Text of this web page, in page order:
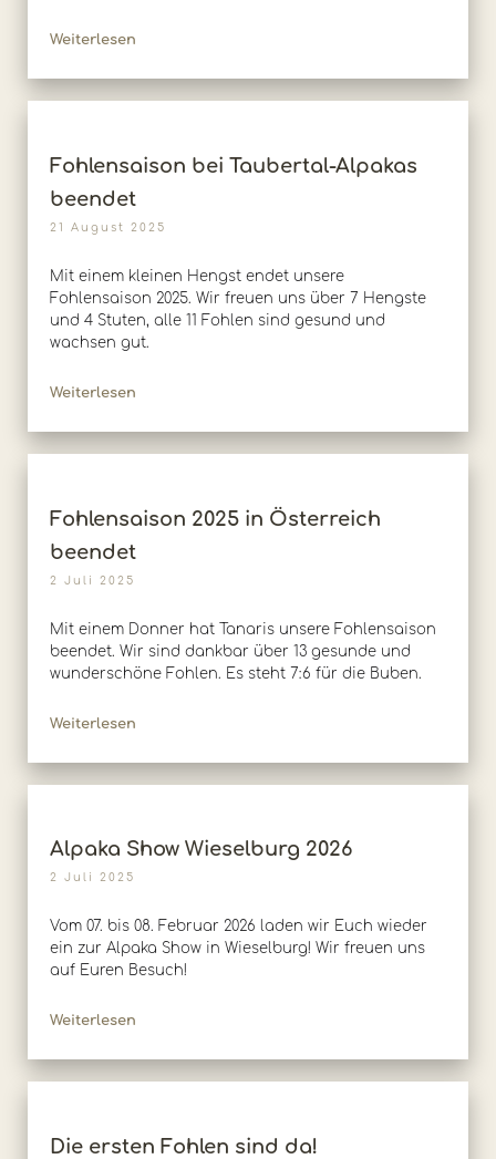
Weiterlesen
Fohlensaison bei Taubertal-Alpakas
beendet
21 August 2025
Mit einem kleinen Hengst endet unsere
Fohlensaison 2025. Wir freuen uns über 7 Hengste
und 4 Stuten, alle 11 Fohlen sind gesund und
wachsen gut.
Weiterlesen
Fohlensaison 2025 in Österreich
beendet
2 Juli 2025
Mit einem Donner hat Tanaris unsere Fohlensaison
beendet. Wir sind dankbar über 13 gesunde und
wunderschöne Fohlen. Es steht 7:6 für die Buben.
Weiterlesen
Alpaka Show Wieselburg 2026
2 Juli 2025
Vom 07. bis 08. Februar 2026 laden wir Euch wieder
ein zur Alpaka Show in Wieselburg! Wir freuen uns
auf Euren Besuch!
Weiterlesen
Die ersten Fohlen sind da!